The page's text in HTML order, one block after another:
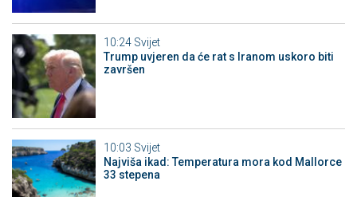
10:24 Svijet
Trump uvjeren da će rat s Iranom uskoro biti
završen
10:03 Svijet
Najviša ikad: Temperatura mora kod Mallorce
33 stepena